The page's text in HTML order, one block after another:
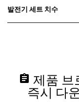
발전기 세트 치수
assignment 제품 브
즉시 다